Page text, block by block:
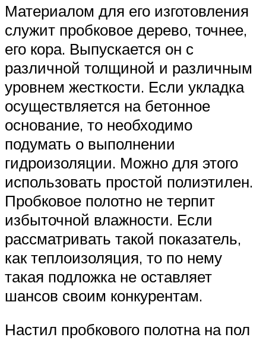
Материалом для его изготовления
служит пробковое дерево, точнее,
его кора. Выпускается он с
различной толщиной и различным
уровнем жесткости. Если укладка
осуществляется на бетонное
основание, то необходимо
подумать о выполнении
гидроизоляции. Можно для этого
использовать простой полиэтилен.
Пробковое полотно не терпит
избыточной влажности. Если
рассматривать такой показатель,
как теплоизоляция, то по нему
такая подложка не оставляет
шансов своим конкурентам.
Настил пробкового полотна на пол